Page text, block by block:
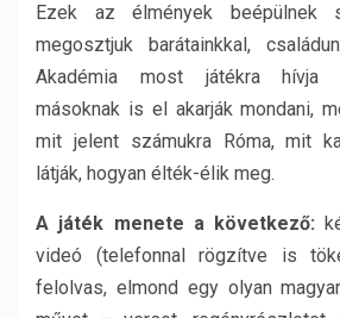
Ezek az élmények beépülnek
megosztjuk barátainkkal,
Akadémia most játékra hívja
másoknak is el akarják mondani,
mit jelent számukra Róma, mit
látják, hogyan élték-élik meg.
A játék menete a következő:
videó (telefonnal rögzítve is
felolvas, elmond egy olyan